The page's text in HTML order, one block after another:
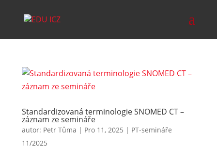
Standardizovaná terminologie SNOMED CT –
záznam ze semináře
autor: Petr Tůma | Pro 11, 2025 | PT-semináře
11/2025